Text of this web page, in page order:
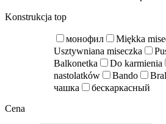
Konstrukcja top
монофил Miękka
Usztywniana miseczka
Balkonetka
Do karmienia
nastolatków
Bando
чашка
бескаркасный
Cena